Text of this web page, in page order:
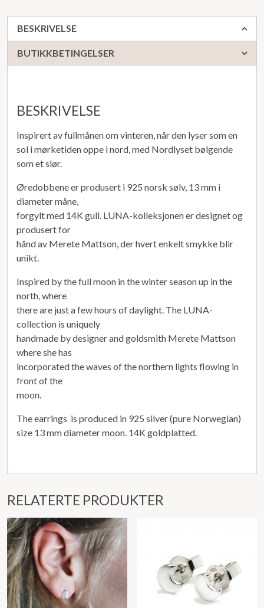
BESKRIVELSE
BUTIKKBETINGELSER
BESKRIVELSE
Inspirert av fullmånen om vinteren, når den lyser som en
sol i mørketiden oppe i nord, med Nordlyset bølgende
som et slør.
Øredobbene er produsert i 925 norsk sølv, 13 mm i
diameter måne,
forgylt med 14K gull. LUNA-kolleksjonen er designet og
produsert for
hånd av Merete Mattson, der hvert enkelt smykke blir
unikt.
Inspired by the full moon in the winter season up in the
north, where
there are just a few hours of daylight. The LUNA-
collection is uniquely
handmade by designer and goldsmith Merete Mattson
where she has
incorporated the waves of the northern lights flowing in
front of the
moon.
The earrings is produced in 925 silver (pure Norwegian)
size 13 mm diameter moon. 14K goldplatted.
RELATERTE PRODUKTER